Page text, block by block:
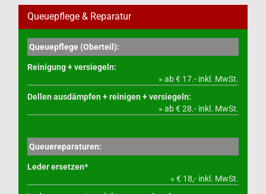
Queuepflege & Reparatur
Queuepflege (Oberteil):
Reinigung + versiegeln:
» ab € 17.- inkl. MwSt.
Dellen ausdämpfen + reinigen + versiegeln:
» ab € 28.- inkl. MwSt.
Queuereparaturen:
Leder ersetzen*
» € 18,- inkl. MwSt.